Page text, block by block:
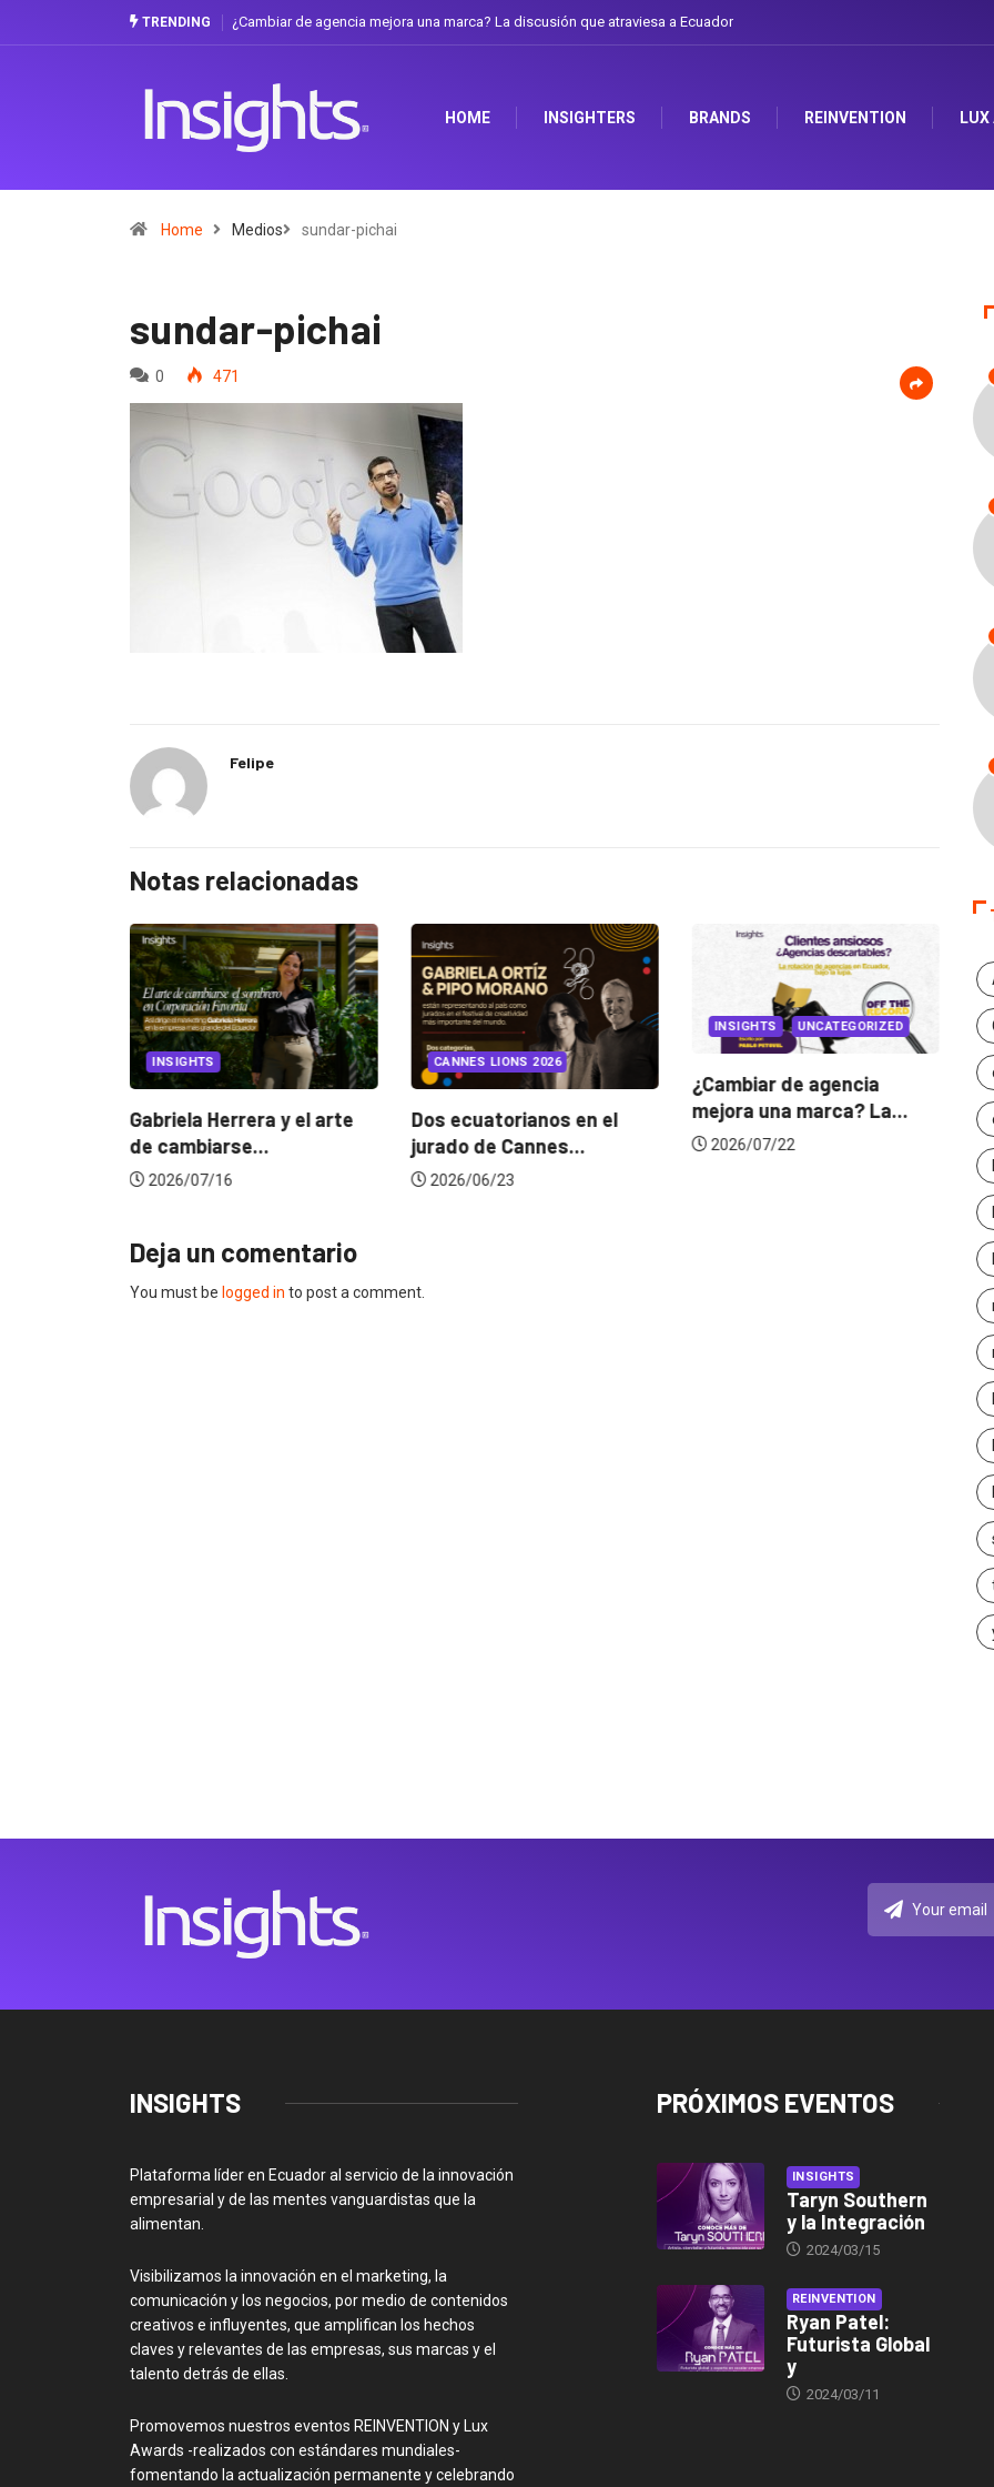
TRENDING ¿Cambiar de agencia mejora una marca? La discusión que atraviesa a Ecuador Gabriela Herrera y el arte de cambiarse
HOME INSIGHTERS BRANDS REINVENTION LUX
Home Medios sundar-pichai
sundar-pichai
0 471
Felipe
Notas relacionadas
INSIGHTS
Gabriela Herrera y el arte
de cambiarse...
2026/07/16
CANNES LIONS 2026
Dos ecuatorianos en el
jurado de Cannes...
2026/06/23
INSIGHTS UNCATEGORIZED
¿Cambiar de agencia
mejora una marca? La...
2026/07/22
Deja un comentario
You must be logged in to post a comment.
INSIGHTS
Plataforma líder en Ecuador al servicio de la innovación
empresarial y de las mentes vanguardistas que la
alimentan.
Visibilizamos la innovación en el marketing, la
comunicación y los negocios, por medio de contenidos
creativos e influyentes, que amplifican los hechos
claves y relevantes de las empresas, sus marcas y el
talento detrás de ellas.
Promovemos nuestros eventos REINVENTION y Lux
Awards -realizados con estándares mundiales-
fomentando la actualización permanente y celebrando
PRÓXIMOS EVENTOS
INSIGHTS
Taryn Southern
y la Integración
2024/03/15
REINVENTION
Ryan Patel:
Futurista Global
y
2024/03/11